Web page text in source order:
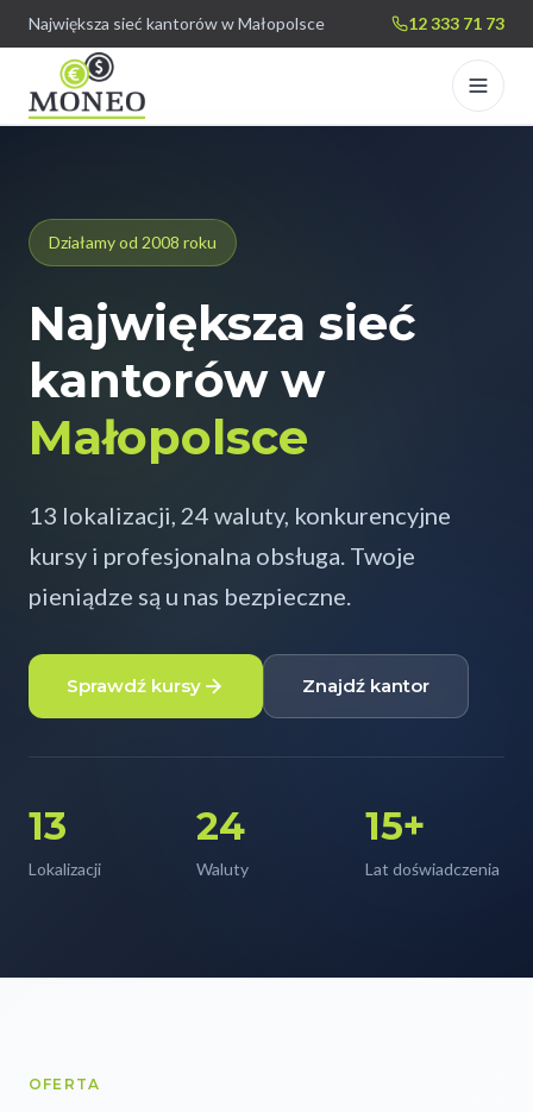
Największa sieć kantorów w Małopolsce 12 333 71 73
Nasze kantory
Współpraca
Działamy od 2008 roku
Największa sieć
kantorów w
Małopolsce
13 lokalizacji, 24 waluty, konkurencyjne
kursy i profesjonalna obsługa. Twoje
pieniądze są u nas bezpieczne.
Sprawdź kursy Znajdź kantor
13
Lokalizacji
24
Waluty
15+
Lat doświadczenia
OFERTA